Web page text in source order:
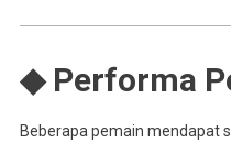
◆ Performa
Beberapa pemain mendapat